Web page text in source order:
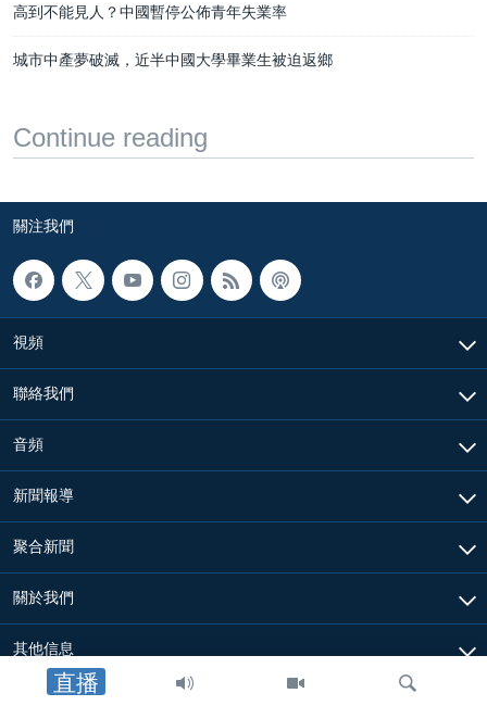
直播
高到不能見人？中國暫停公佈青年失業率
城市中產夢破滅，近半中國大學畢業生被迫返鄉
Continue reading
關注我們
視頻
聯絡我們
音頻
新聞報導
聚合新聞
關於我們
其他信息